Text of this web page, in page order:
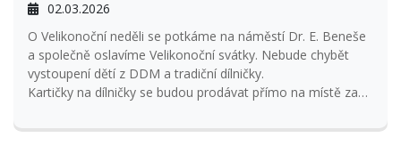
02.03.2026
O Velikonoční neděli se potkáme na náměstí Dr. E. Beneše
a společně oslavíme Velikonoční svátky. Nebude chybět
vystoupení dětí z DDM a tradiční dílničky.
Kartičky na dílničky se budou prodávat přímo na místě za
odnesete. Počet kartiček je omezen, proto doporučujeme